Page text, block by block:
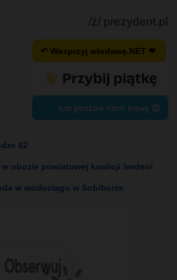
/ź/ prezydent.pl
↶ Wesprzyj wlodawę.NET ❤
lub postaw nam kawę 😍
82
w obozie powiatowej koalicji /wideo/
w wodociągu w Sobiborze